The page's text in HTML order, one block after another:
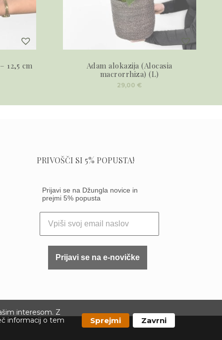
interesom. Z
informacij o tem
Sprejmi Zavrni
12,5 cm
Adam alokazija (Alocasia
macrorrhiza) (L)
29,00 €
PRIVOŠČI SI 5% POPUSTA!
Prijavi se na Džungla novice in
prejmi 5% popusta
Prijavi se na e-novičke